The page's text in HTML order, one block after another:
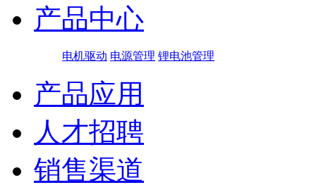
产品中心
电机驱动 电源管理 锂电池管理
产品应用
人才招聘
销售渠道